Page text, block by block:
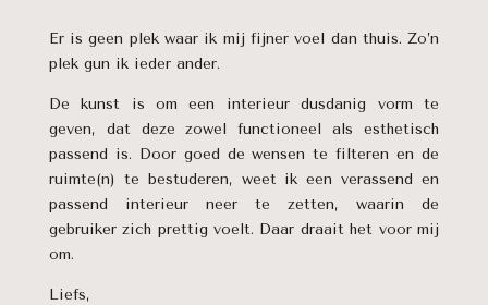
Er is geen plek waar ik mij fijner voel dan thuis. Zo’n
plek gun ik ieder ander.
De kunst is om een interieur dusdanig vorm te
geven, dat deze zowel functioneel als esthetisch
passend is. Door goed de wensen te filteren en de
ruimte(n) te bestuderen, weet ik een verassend en
passend interieur neer te zetten, waarin de
gebruiker zich prettig voelt. Daar draait het voor mij
om.
Liefs,